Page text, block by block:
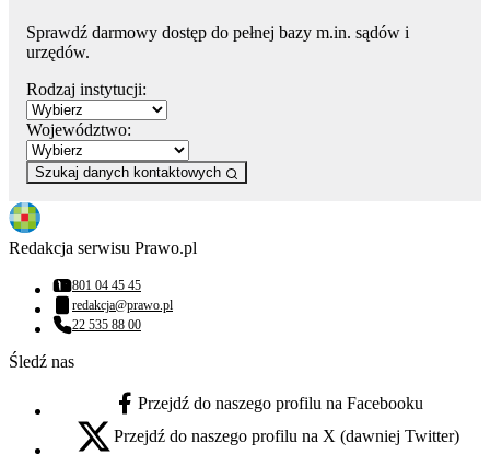
Sprawdź darmowy dostęp do pełnej bazy m.in. sądów i
urzędów.
Rodzaj instytucji:
Województwo:
Szukaj danych kontaktowych
Redakcja serwisu Prawo.pl
Numer telefonu:
801 04 45 45
Adres email:
redakcja@prawo.pl
Numer telefonu:
22 535 88 00
Śledź nas
facebook - otwiera się w nowej karcie
Przejdź do naszego profilu na Facebooku
x - otwiera się w nowej karcie
Przejdź do naszego profilu na X (dawniej Twitter)